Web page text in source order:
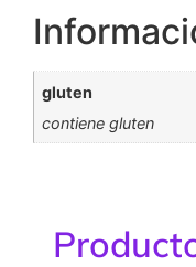
gluten
contiene gluten